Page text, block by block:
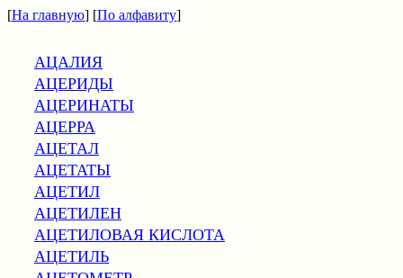
[На главную] [По алфавиту]
АЦАЛИЯ
АЦЕРИДЫ
АЦЕРИНАТЫ
АЦЕРРА
АЦЕТАЛ
АЦЕТАТЫ
АЦЕТИЛ
АЦЕТИЛЕН
АЦЕТИЛОВАЯ КИСЛОТА
АЦЕТИЛЬ